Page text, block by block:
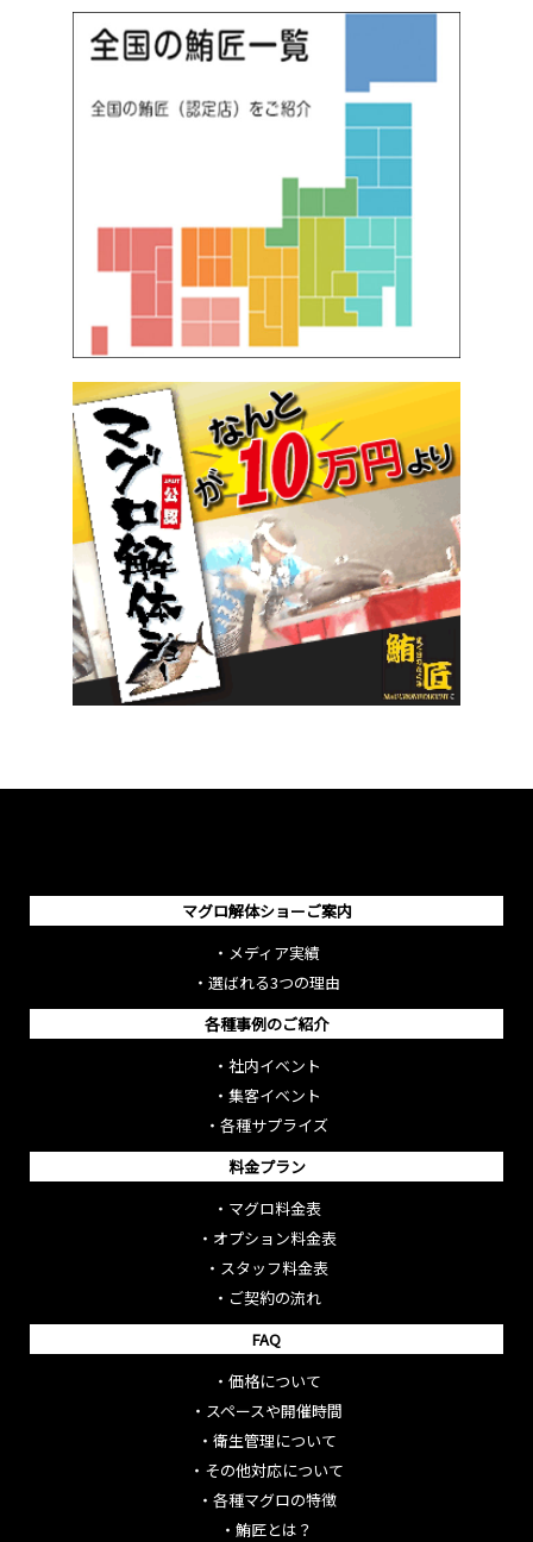
マグロ解体ショーご案内
・ メディア実績
・ 選ばれる3つの理由
各種事例のご紹介
・ 社内イベント
・ 集客イベント
・ 各種サプライズ
料金プラン
・ マグロ料金表
・ オプション料金表
・ スタッフ料金表
・ ご契約の流れ
FAQ
・ 価格について
・ スペースや開催時間
・ 衛生管理について
・ その他対応について
・ 各種マグロの特徴
・ 鮪匠とは？